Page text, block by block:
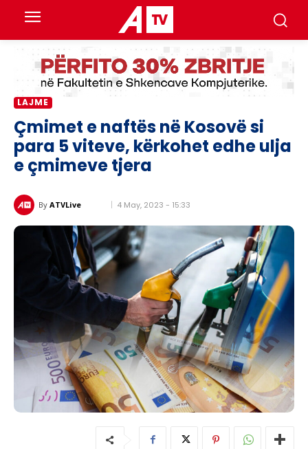
LAJME
Çmimet e naftës në Kosovë si
para 5 viteve, kërkohet edhe ulja
e çmimeve tjera
By ATVLive 4 May, 2023 - 15:33